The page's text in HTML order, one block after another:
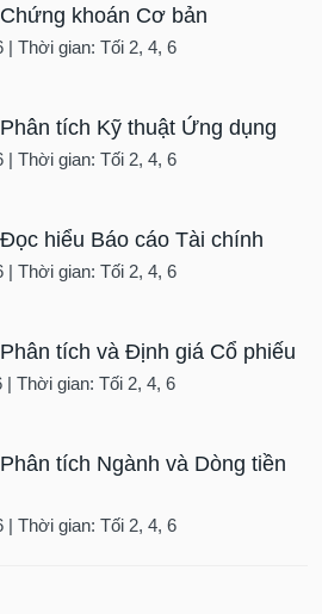
khoán Cơ bản
| Thời gian: Tối 2, 4, 6
tích Kỹ thuật Ứng dụng
| Thời gian: Tối 2, 4, 6
hiểu Báo cáo Tài chính
| Thời gian: Tối 2, 4, 6
tích và Định giá Cổ phiếu
| Thời gian: Tối 2, 4, 6
tích Ngành và Dòng tiền
| Thời gian: Tối 2, 4, 6